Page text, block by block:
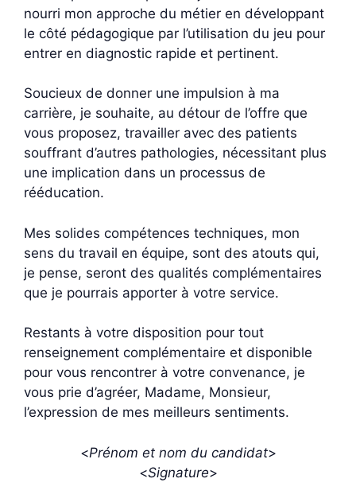
nourri mon approche du métier en développant
le côté pédagogique par l’utilisation du jeu pour
entrer en diagnostic rapide et pertinent.
Soucieux de donner une impulsion à ma
carrière, je souhaite, au détour de l’offre que
vous proposez, travailler avec des patients
souffrant d’autres pathologies, nécessitant plus
une implication dans un processus de
rééducation.
Mes solides compétences techniques, mon
sens du travail en équipe, sont des atouts qui,
je pense, seront des qualités complémentaires
que je pourrais apporter à votre service.
Restants à votre disposition pour tout
renseignement complémentaire et disponible
pour vous rencontrer à votre convenance, je
vous prie d’agréer, Madame, Monsieur,
l’expression de mes meilleurs sentiments.
<Prénom et nom du candidat>
<Signature>